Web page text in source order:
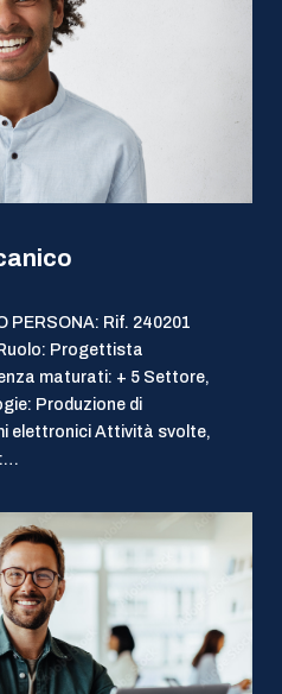
PERSONA: Rif. 240201
Progettista
maturati: + 5 Settore,
Produzione di
elettronici Attività svolte,